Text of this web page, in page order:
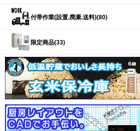
付帯作業(設置.廃棄.送料)(80)
限定商品(33)